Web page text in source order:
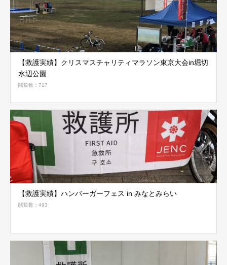
【救護実績】クリスマスチャリティマラソン東京大会in堀切
水辺公園
閲覧数：717
【救護実績】ハンバーガーフェス in みなとみらい
閲覧数：493